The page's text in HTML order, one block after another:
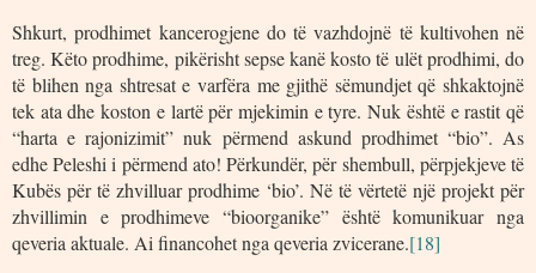
Shkurt, prodhimet kancerogjene do të vazhdojnë të kultivohen në
treg. Këto prodhime, pikërisht sepse kanë kosto të ulët prodhimi, do
të blihen nga shtresat e varfëra me gjithë sëmundjet që shkaktojnë
tek ata dhe koston e lartë për mjekimin e tyre. Nuk është e rastit që
“harta e rajonizimit” nuk përmend askund prodhimet “bio”. As
edhe Peleshi i përmend ato! Përkundër, për shembull, përpjekjeve të
Kubës për të zhvilluar prodhime ‘bio’. Në të vërtetë një projekt për
zhvillimin e prodhimeve “bioorganike” është komunikuar nga
qeveria aktuale. Ai financohet nga qeveria zvicerane.[18]